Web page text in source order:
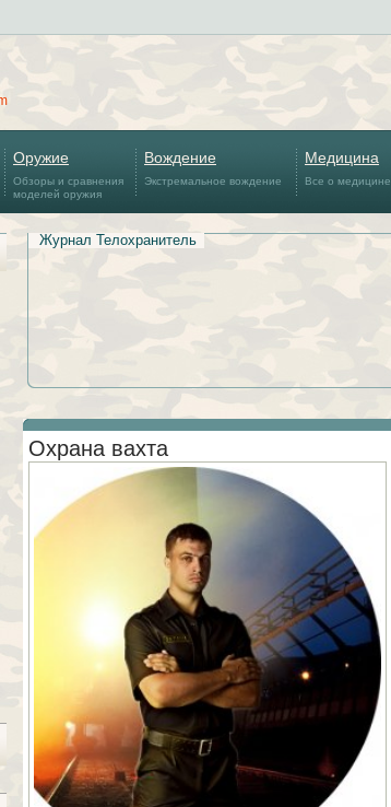
Оружие
Обзоры и сравнения
моделей оружия
Вождение
Экстремальное вождение
Медицина
Все о медицине
Журнал Телохранитель
Охрана вахта